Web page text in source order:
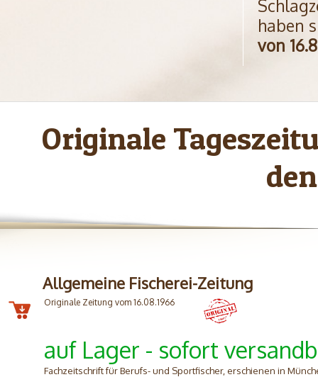
haben
von
Originale
Allgemeine Fischerei-Zeitung
Originale Zeitung vom 16.08.1966
auf Lager - sofort
Fachzeitschrift für Berufs- und Sportfischer, erschienen in